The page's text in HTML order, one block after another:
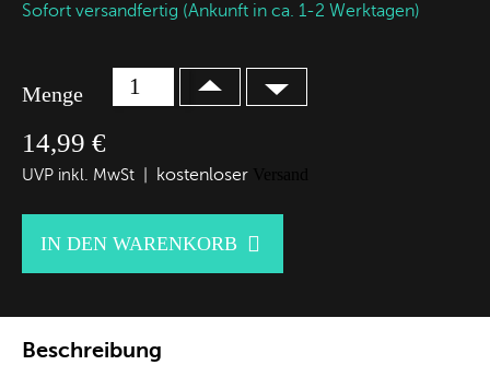
Sofort versandfertig (Ankunft in ca. 1-2 Werktagen)
Menge
14,99 €
UVP inkl. MwSt | kostenloser
IN DEN WARENKORB 
Beschreibung